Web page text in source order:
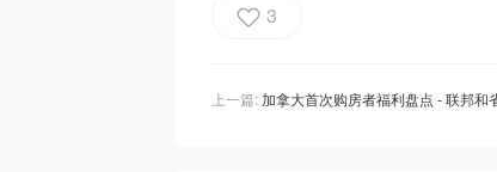
3
上一篇:加拿大首次购房者福利盘点 - 联邦和省级首次买房抵税退税、购房优惠、补贴和免税